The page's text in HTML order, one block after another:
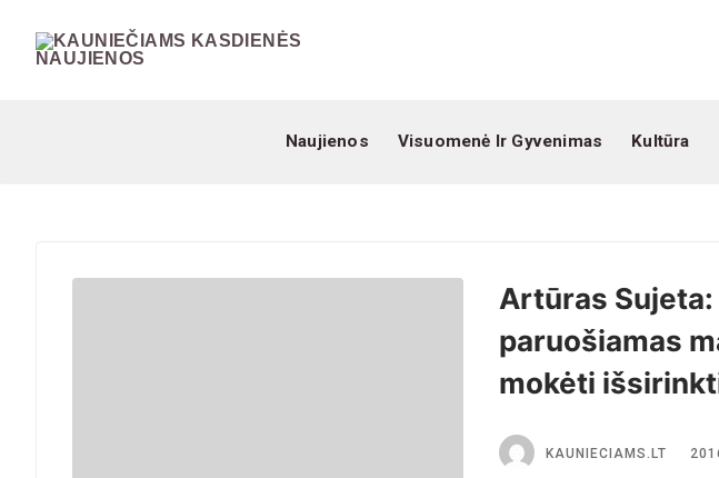
Naujienos Visuomenė Ir Gyvenimas Kultūra
Artūras Sujeta:
paruošiamas
mokėti
KAUNIECIAMS.LT